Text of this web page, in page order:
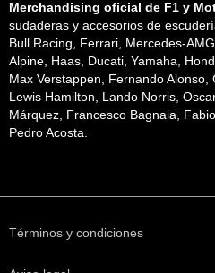
Merchandising oficial de F1 y
sudaderas y accesorios de
Bull Racing, Ferrari, Mercedes-
Alpine, Haas, Ducati, Yamaha,
Max Verstappen, Fernando
Lewis Hamilton, Lando Norris,
Márquez, Francesco Bagnaia,
Pedro Acosta.
Términos y condiciones